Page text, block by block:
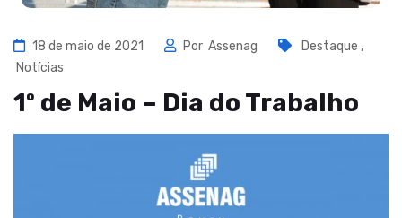
18 de maio de 2021 Por Assenag Destaque ,
Notícias
1º de Maio – Dia do Trabalho